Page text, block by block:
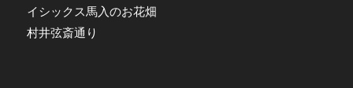
イシックス馬入のお花畑
村井弦斎通り